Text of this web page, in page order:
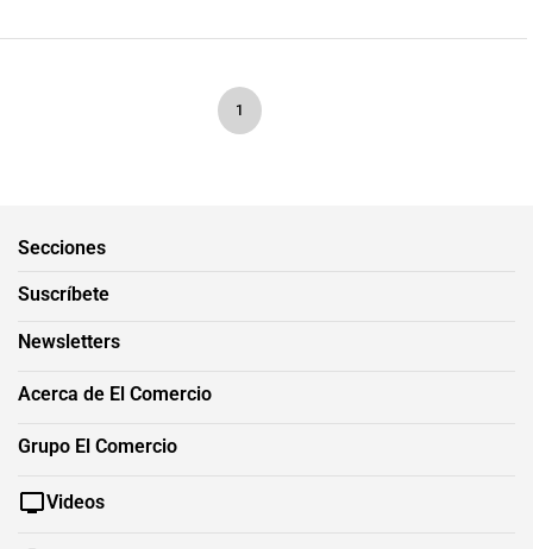
1
Secciones
Suscríbete
Newsletters
Acerca de El Comercio
Grupo El Comercio
Videos